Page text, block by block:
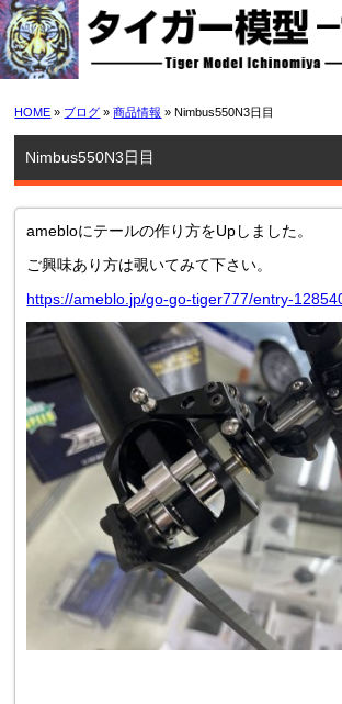
HOME » ブログ »商品情報 » Nimbus550N3日目
Nimbus550N3日目
amebloにテールの作り方をUpしました。
ご興味あり方は覗いてみて下さい。
https://ameblo.jp/go-go-tiger777/entry-